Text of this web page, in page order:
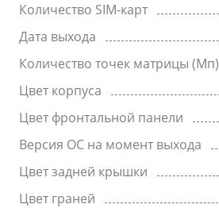
Количество SIM-карт
Дата выхода
Количество точек матрицы (Мп)
Цвет корпуса
Цвет фронтальной панели
Версия ОС на момент выхода
Цвет задней крышки
Цвет граней